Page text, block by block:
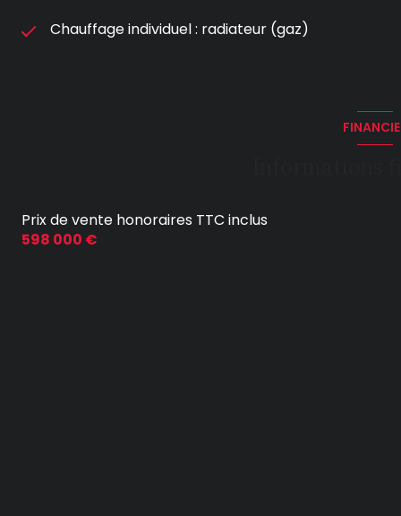
Chauffage individuel : radiateur (gaz)
Prix de vente honoraires TTC inclus
598 000 €